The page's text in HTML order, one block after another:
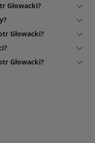
Głowacki?
Głowacki?
Głowacki?